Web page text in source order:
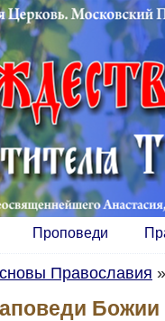
Проповеди
Православия
Божии